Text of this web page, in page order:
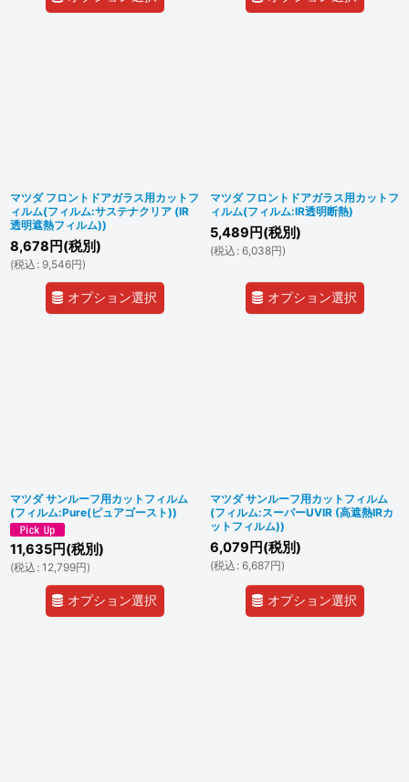
マツダ フロントドアガラス用カットフ
ィルム(フィルム:サステナクリア (IR
透明遮熱フィルム))
8,678 円(税別)
(税込 : 9,546円)
オプション選択
マツダ フロントドアガラス用カットフ
ィルム(フィルム:IR透明断熱)
5,489 円(税別)
(税込 : 6,038円)
オプション選択
マツダ サンルーフ用カットフィルム
(フィルム:Pure(ピュアゴースト))
11,635円(税別)
(税込 : 12,799円)
オプション選択
マツダ サンルーフ用カットフィルム
(フィルム:スーパーUVIR (高遮熱IRカ
ットフィルム))
6,079 円(税別)
(税込 : 6,687円)
オプション選択